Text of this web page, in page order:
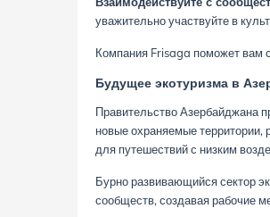
уважительно участвуйте в
Компания Frisaga поможет вам
Будущее экотуризма в
Правительство Азербайджана
новые охраняемые территории,
для путешествий с низким
Бурно развивающийся сектор
сообществ, создавая рабочие